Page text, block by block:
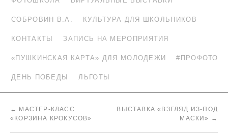
СОБРОВИН В.А. КУЛЬТУРА ДЛЯ ШКОЛЬНИКОВ
КОНТАКТЫ ЗАПИСЬ НА МЕРОПРИЯТИЯ
«ПУШКИНСКАЯ КАРТА» ДЛЯ МОЛОДЕЖИ #ПРОФОТО
ДЕНЬ ПОБЕДЫ ЛЬГОТЫ
←
МАСТЕР-КЛАСС
«КОРЗИНА КРОКУСОВ»
ВЫСТАВКА «ВЗГЛЯД ИЗ-ПОД
МАСКИ»
→